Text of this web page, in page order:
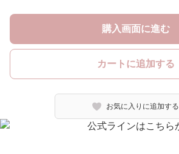
購入画面に進む
カートに追加する
お気に入りに追加する